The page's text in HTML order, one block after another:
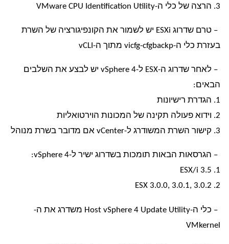
3. הרצה של כלי ה-VMware CPU Identification Utility
– טרם שדרוג ESXi יש לשמור את הקונפיגורציה של השרת
בעזרת כלי ה-vicfg-cfgbackp מתוך ה-vCLI
– לאחר שדרוג ה-ESX ל-vSphere 4 יש לבצע את השלבים
הבאים:
1. הגדרת רישיונות
2. וידוא פעולה תקינה של המכונות הוירטואליות
3. קישור השרת המשודרג ל-vCenter אם מדובר בשרת מנוהל
– הגרסאות הבאות תומכות בשדרוג ישיר ל-vSphere 4:
1. ESX/i 3.5
2. ESX 3.0.0, 3.0.1, 3.0.2
– כלי ה-Host vSphere 4 Update Utility משדרג את ה-
VMkernel